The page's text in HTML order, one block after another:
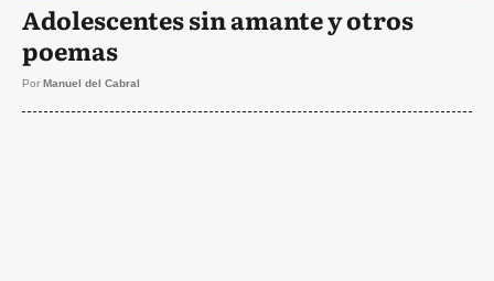
Adolescentes sin amante y otros
poemas
Por Manuel del Cabral